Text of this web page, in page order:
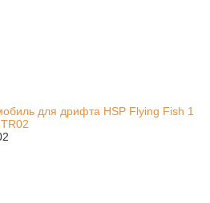
для дрифта HSP Flying Fish 1